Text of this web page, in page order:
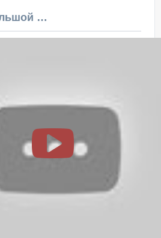
Полезный небольшой видеоурок по этой теме